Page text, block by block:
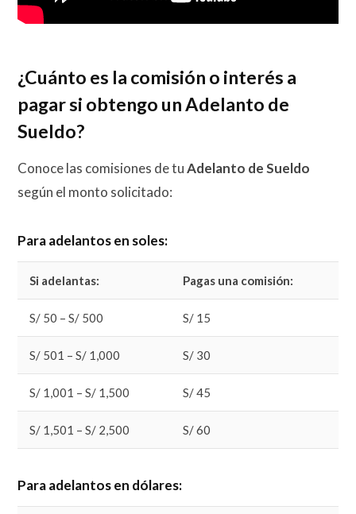
¿Cuánto es la comisión o interés a
pagar si obtengo un Adelanto de
Sueldo?
Conoce las comisiones de tuAdelanto de Sueldo
según el monto solicitado:
Para adelantos en soles:
Si adelantas: Pagas una comisión:
S/ 50 – S/ 500 S/ 15
S/ 501 – S/ 1,000 S/ 30
S/ 1,001 – S/ 1,500 S/ 45
S/ 1,501 – S/ 2,500 S/ 60
Para adelantos en dólares: